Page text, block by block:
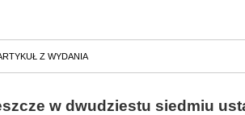
Z WYDANIA
w dwudziestu siedmiu